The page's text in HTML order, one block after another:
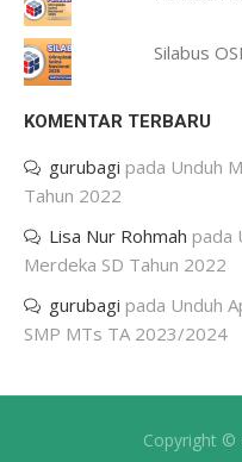
Silabus
KOMENTAR TERBARU
gurubagi pada Unduh
Tahun 2022
Lisa Nur Rohmah pada
Merdeka SD Tahun 2022
gurubagi pada Unduh
SMP MTs TA 2023/2024
Copyright ©